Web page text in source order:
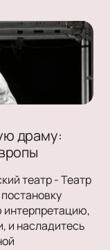
драму:
театр - Театр
интерпретацию,
и насладитесь